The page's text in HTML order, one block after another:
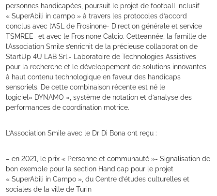
personnes handicapées, poursuit le projet de football inclusif
« SuperAbili in campo » à travers les protocoles d’accord
conclus avec l’ASL de Frosinone- Direction générale et service
TSMREE- et avec le Frosinone Calcio. Cetteannée, la famille de
l’Association Smile s’enrichit de la précieuse collaboration de
StartUp 4U LAB Srl.- Laboratoire de Technologies Assistives
pour la recherche et le développement de solutions innovantes
à haut contenu technologique en faveur des handicaps
sensoriels. De cette combinaison récente est né le
logiciel« DYNAMO », système de notation et d’analyse des
performances de coordination motrice.
L’Association Smile avec le Dr Di Bona ont reçu :
– en 2021, le prix « Personne et communauté »- Signalisation de
bon exemple pour la section Handicap pour le projet
« SuperAbili in Campo », du Centre d’études culturelles et
sociales de la ville de Turin